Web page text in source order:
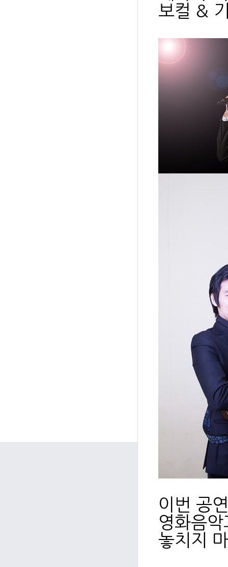
보컬 &
이번 공
영화음
놓치지